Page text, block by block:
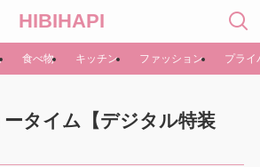
HIBIHAPI
食べ物 キッチン ファッション プライ
タイム【デジタル特装